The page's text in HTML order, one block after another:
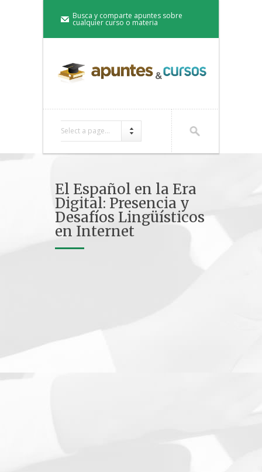
Busca y comparte apuntes sobre
cualquier curso o materia
Select a page...
El Español en la Era
Digital: Presencia y
Desafíos Lingüísticos
en Internet